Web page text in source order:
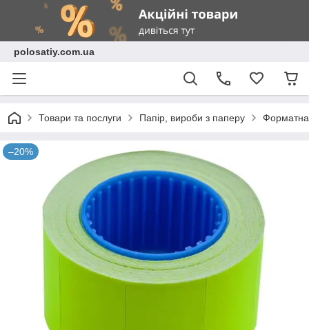
polosatiy.com.ua
Товари та послуги Папір, вироби з паперу Форматна
–20%